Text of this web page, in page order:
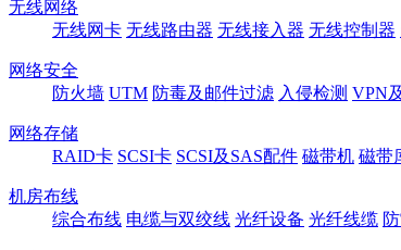
无线网络
无线网卡 无线路由器 无线接入器 无线控制器
网络安全
防火墙 UTM 防毒及邮件过滤 入侵检测 VPN
网络存储
RAID卡 SCSI卡 SCSI及SAS配件 磁带机 磁带
机房布线
综合布线 电缆与双绞线 光纤设备 光纤线缆